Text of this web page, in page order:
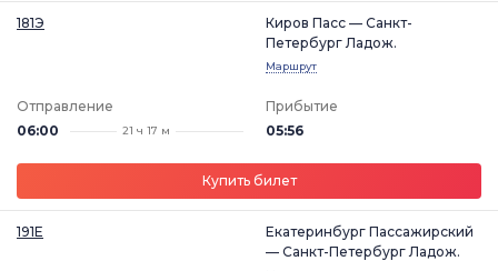
181Э
Киров Пасс — Санкт-
Петербург Ладож.
Маршрут
Отправление
06:00
21 ч 17 м
Прибытие
05:56
Купить билет
191Е
Екатеринбург Пассажирский
— Санкт-Петербург Ладож.